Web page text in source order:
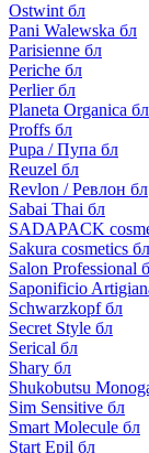
Ostwint бл
Pani Walewska бл
Parisienne бл
Periche бл
Perlier бл
Planeta Organica бл
Proffs бл
Pupa / Пупа бл
Reuzel бл
Revlon / Ревлон бл
Sabai Thai бл
SADAPACK
Sakura cosmetics бл
Salon Professional
Saponificio
Schwarzkopf бл
Secret Style бл
Serical бл
Shary бл
Shukobutsu
Sim Sensitive бл
Smart Molecule бл
Start Epil бл